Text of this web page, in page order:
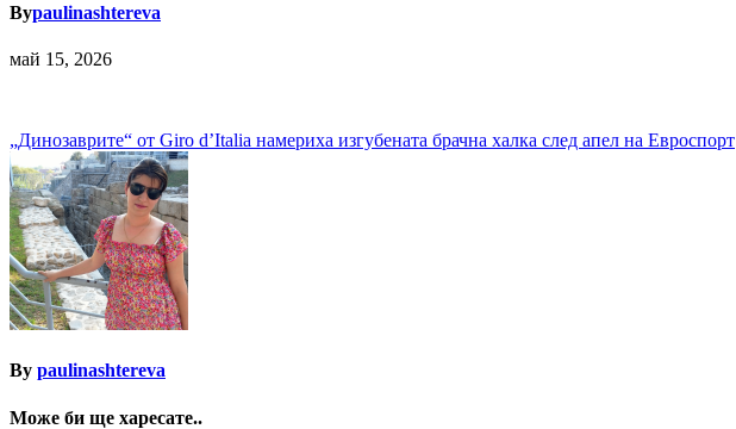
Bypaulinashtereva
май 15, 2026
Навигация
„Динозаврите“ от Giro d’Italia намериха изгубената брачна халка след апел на Евроспорт
By paulinashtereva
Може би ще харесате..